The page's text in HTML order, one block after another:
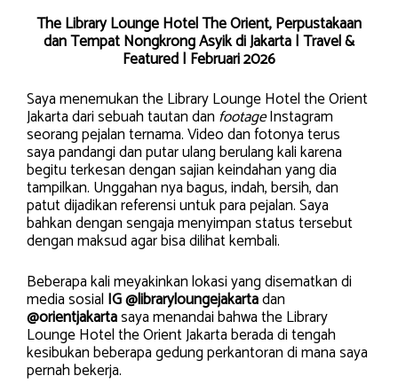
The Library Lounge Hotel The Orient, Perpustakaan
dan Tempat Nongkrong Asyik di Jakarta | Travel &
Featured | Februari 2026
Saya menemukan the Library Lounge Hotel the Orient
Jakarta dari sebuah tautan dan footageInstagram
seorang pejalan ternama. Video dan fotonya terus
saya pandangi dan putar ulang berulang kali karena
begitu terkesan dengan sajian keindahan yang dia
tampilkan. Unggahan nya bagus, indah, bersih, dan
patut dijadikan referensi untuk para pejalan. Saya
bahkan dengan sengaja menyimpan status tersebut
dengan maksud agar bisa dilihat kembali.
Beberapa kali meyakinkan lokasi yang disematkan di
media sosial IG @libraryloungejakartadan
@orientjakartasaya menandai bahwa the Library
Lounge Hotel the Orient Jakarta berada di tengah
kesibukan beberapa gedung perkantoran di mana saya
pernah bekerja.